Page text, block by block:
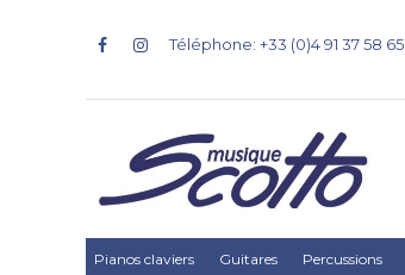
Téléphone: +33 (0)4 91 37 58 65
Pianos claviers Guitares Percussions